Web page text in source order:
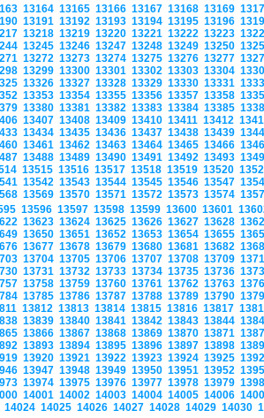
13164 13165 13166 13167 13168 13169
13191 13192 13193 13194 13195 13196
13218 13219 13220 13221 13222 13223
13245 13246 13247 13248 13249 13250
13272 13273 13274 13275 13276 13277
13299 13300 13301 13302 13303 13304
13326 13327 13328 13329 13330 13331
13353 13354 13355 13356 13357 13358
13380 13381 13382 13383 13384 13385
13407 13408 13409 13410 13411 13412
13434 13435 13436 13437 13438 13439
13461 13462 13463 13464 13465 13466
13488 13489 13490 13491 13492 13493
13515 13516 13517 13518 13519 13520
13542 13543 13544 13545 13546 13547
13569 13570 13571 13572 13573 13574
13596 13597 13598 13599 13600 13601
13623 13624 13625 13626 13627 13628
13650 13651 13652 13653 13654 13655
13677 13678 13679 13680 13681 13682
13704 13705 13706 13707 13708 13709
13731 13732 13733 13734 13735 13736
13758 13759 13760 13761 13762 13763
13785 13786 13787 13788 13789 13790
13812 13813 13814 13815 13816 13817
13839 13840 13841 13842 13843 13844
13866 13867 13868 13869 13870 13871
13893 13894 13895 13896 13897 13898
13920 13921 13922 13923 13924 13925
13947 13948 13949 13950 13951 13952
13974 13975 13976 13977 13978 13979
14001 14002 14003 14004 14005 14006
14024 14025 14026 14027 14028 14029 14030